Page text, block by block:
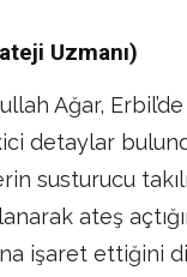
Uzmanı)
Ağar, Erbil’de
detaylar
susturucu
ateş
işaret ettiğini